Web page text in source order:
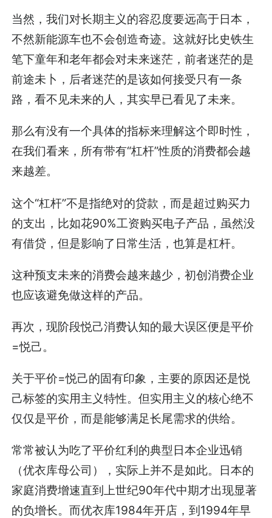
当然，我们对长期主义的容忍度要远高于日本，
不然新能源车也不会创造奇迹。这就好比史铁生
笔下童年和老年都会对未来迷茫，前者迷茫的是
前途未卜，后者迷茫的是该如何接受只有一条
路，看不见未来的人，其实早已看见了未来。
那么有没有一个具体的指标来理解这个即时性，
在我们看来，所有带有“杠杆”性质的消费都会越
来越差。
这个“杠杆”不是指绝对的贷款，而是超过购买力
的支出，比如花90%工资购买电子产品，虽然没
有借贷，但是影响了日常生活，也算是杠杆。
这种预支未来的消费会越来越少，初创消费企业
也应该避免做这样的产品。
再次，现阶段悦己消费认知的最大误区便是平价
=悦己。
关于平价=悦己的固有印象，主要的原因还是悦
己标签的实用主义特性。但实用主义的核心绝不
仅仅是平价，而是能够满足长尾需求的供给。
常常被认为吃了平价红利的典型日本企业迅销
（优衣库母公司），实际上并不是如此。日本的
家庭消费增速直到上世纪90年代中期才出现显著
的负增长。而优衣库1984年开店，到1994年早